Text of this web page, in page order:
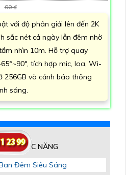
00 ₫
với độ phân giải lên đến 2K
sắc nét cả ngày lẫn đêm nhờ
nhìn 10m. Hỗ trợ quay
tích hợp mic, loa, Wi-
256GB và cảnh báo thông
sáng.
CHỨC NĂNG
Đêm Siêu Sáng